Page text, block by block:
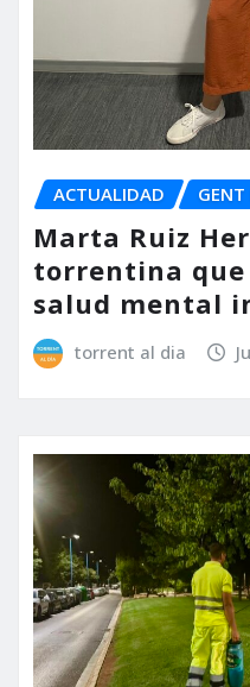
ACTUALIDAD GENT
Marta Ruiz
torrentina
salud mental
torrent al dia